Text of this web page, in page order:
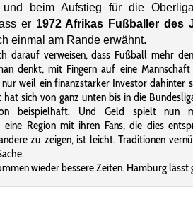
beim Aufstieg für die
er 1972 Afrikas Fußballer des
einmal am Rande erwähnt.
darauf verweisen, dass Fußball mehr
denkt, mit Fingern auf eine
nur weil ein finanzstarker Investor dahinter
hat sich von ganz unten bis in die
beispielhaft. Und Geld spielt nun
Region mit ihren Fans, die dies
zu zeigen, ist leicht. Traditionen
wieder bessere Zeiten. Hamburg lässt